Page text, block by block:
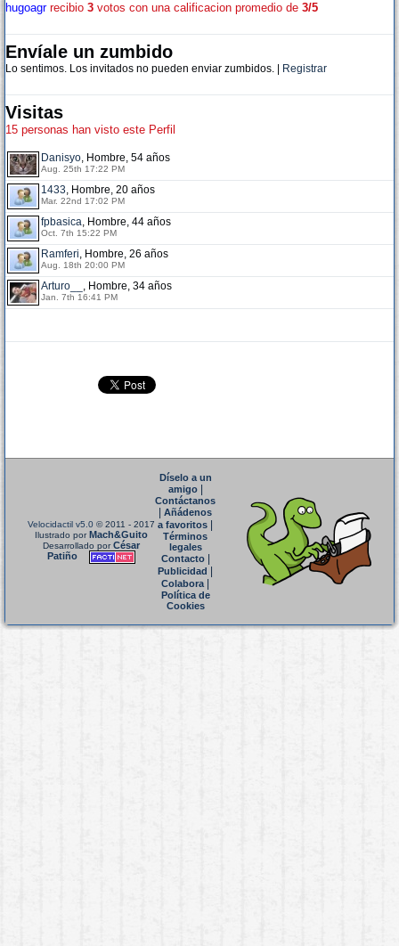
hugoagrrecibio 3 votos con una calificacion promedio de 3/5
Envíale un zumbido
Lo sentimos. Los invitados no pueden enviar zumbidos. | Registrar
Visitas
15 personas han visto este Perfil
Danisyo, Hombre, 54 años
Aug. 25th 17:22 PM
1433, Hombre, 20 años
Mar. 22nd 17:02 PM
fpbasica, Hombre, 44 años
Oct. 7th 15:22 PM
Ramferi, Hombre, 26 años
Aug. 18th 20:00 PM
Arturo__ , Hombre, 34 años
Jan. 7th 16:41 PM
Velocidactil v5.0 © 2011 - 2017
Ilustrado porMach&Guito
Desarrollado porCésar
Patiño
Díselo a un
amigo|
Contáctanos
Añádenos
a favoritos
Términos
legales
Contacto|
Publicidad
Colabora|
Política de
Cookies